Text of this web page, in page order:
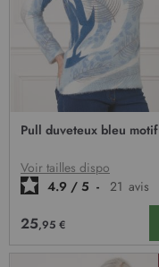
Pull duveteux bleu motif
Voir tailles dispo
4.9 / 5 - 21 avis
25,95 €